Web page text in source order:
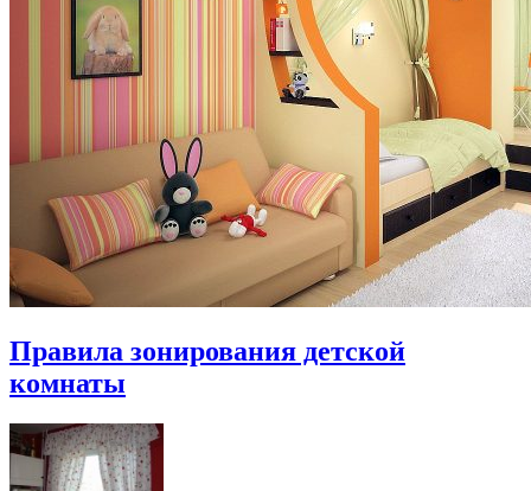
Правила зонирования детской
комнаты